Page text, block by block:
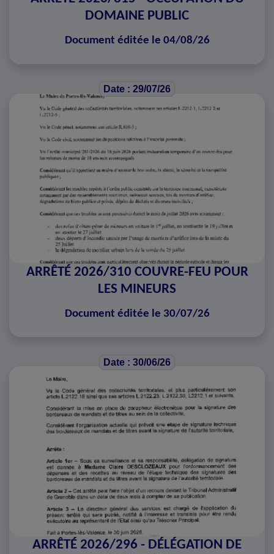
DOMAINE PUBLIC
Document éditée le 04/08/26
Date : 29/07/26
ARRÊTÉ 2026/310 COUVRE-FEU POUR
LES MINEURS
Document éditée le 30/07/26
Date : 30/06/26
ARRÊTÉ 2026/296 - DÉLÉGATION DE